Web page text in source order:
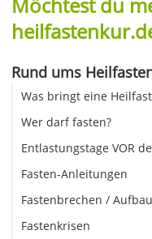
Rund ums
Was bringt eine
Wer darf fasten?
Entlastungstage VOR
Fasten-Anleitungen
Fastenbrechen /
Fastenkrisen